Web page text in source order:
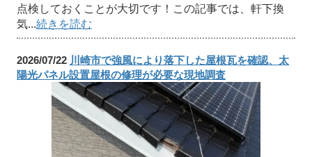
点検しておくことが大切です！この記事では、軒下換
気...続きを読む
2026/07/22 川崎市で強風により落下した屋根瓦を確認、太
陽光パネル設置屋根の修理が必要な現地調査